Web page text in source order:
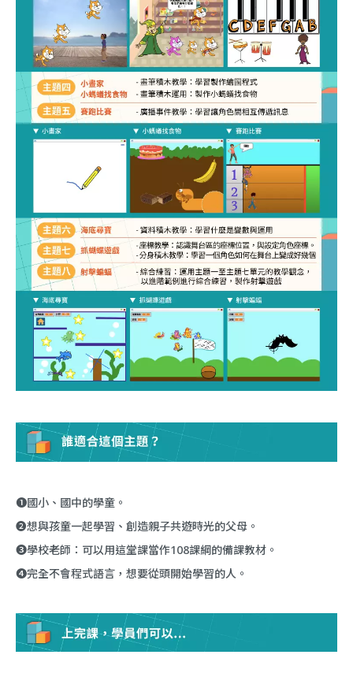
❶國小、國中的學童。
❷想與孩童一起學習、創造親子共遊時光的父母。
❸學校老師：可以用這堂課當作108課綱的備課教材。
❹完全不會程式語言，想要從頭開始學習的人。